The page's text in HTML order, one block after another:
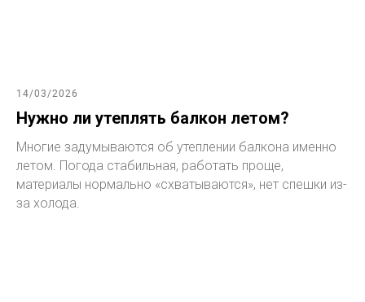
14/03/2026
Нужно ли утеплять балкон летом?
Многие задумываются об утеплении балкона именно
летом. Погода стабильная, работать проще,
материалы нормально «схватываются», нет спешки из-
за холода.